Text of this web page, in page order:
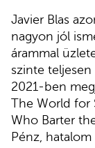
Javier Blas
nagyon jól
árammal
szinte teljesen
2021-ben
The World for
Who Barter
Pénz, hatalom